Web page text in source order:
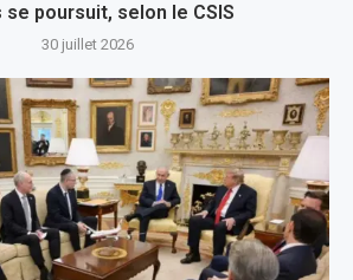
poursuit, selon le CSIS
30 juillet 2026